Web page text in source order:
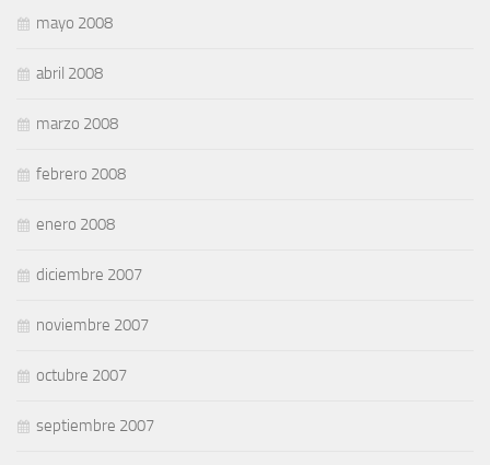
mayo 2008
abril 2008
marzo 2008
febrero 2008
enero 2008
diciembre 2007
noviembre 2007
octubre 2007
septiembre 2007